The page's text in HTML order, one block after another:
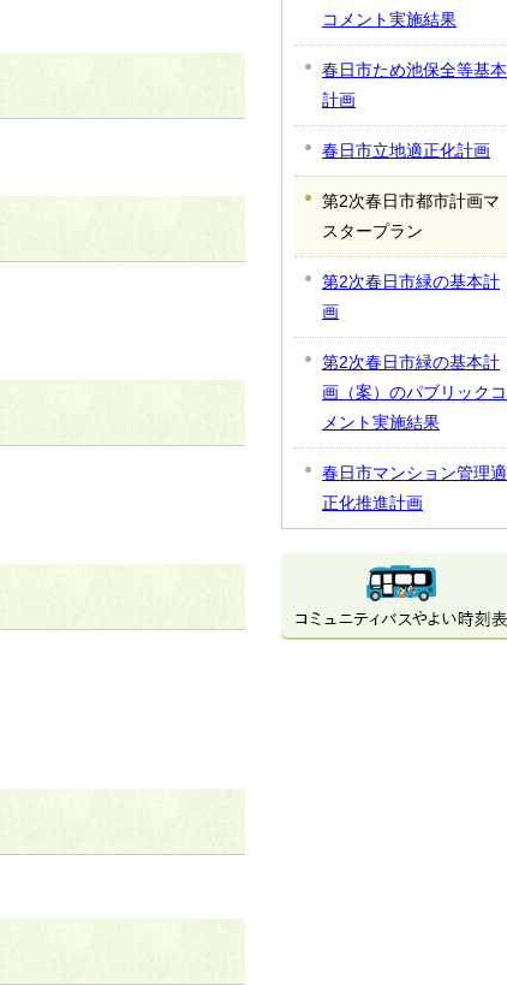
コメント実施結果
春日市ため池保全等基本
計画
春日市立地適正化計画
第2次春日市都市計画マ
スタープラン
第2次春日市緑の基本計
画
第2次春日市緑の基本計
画（案）のパブリックコ
メント実施結果
春日市マンション管理適
正化推進計画